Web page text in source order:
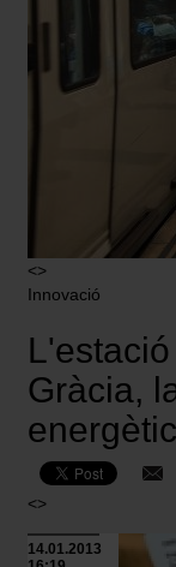
<>
Innovació
Gràcia,
energètic
<>
14.01.2013